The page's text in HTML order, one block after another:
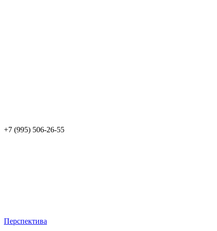
+7 (995) 506-26-55
Перспектива